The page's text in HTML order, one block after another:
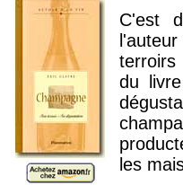
C'est
terroirs
du
les